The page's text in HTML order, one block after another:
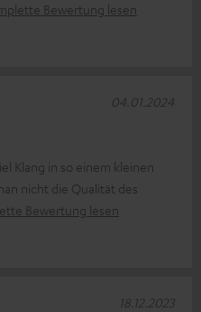
Bewertung lesen
Klang in so einem kleinen
nicht die Qualität des
Bewertung lesen
04.01.2024
18.12.2023